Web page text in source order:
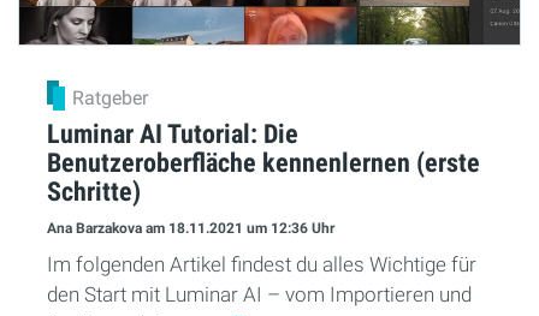
Ratgeber
Luminar AI Tutorial: Die
Benutzeroberfläche kennenlernen (erste
Schritte)
Ana Barzakova am 18.11.2021 um 12:36 Uhr
Im folgenden Artikel findest du alles Wichtige für
den Start mit Luminar AI – vom Importieren und